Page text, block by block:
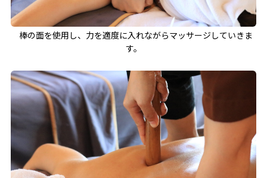
棒の面を使用し、力を適度に入れながらマッサージしていきま
す。